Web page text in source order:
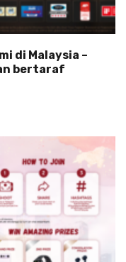
di Malaysia –
bertaraf